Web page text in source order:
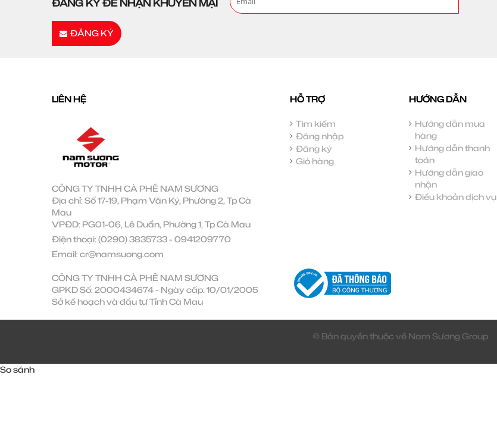
ĐĂNG KÝ ĐỂ NHẬN KHUYẾN MẠI
ĐĂNG KÝ
LIÊN HỆ
CÔNG TY TNHH CÀ PHÊ NAM SƯƠNG
Địa chỉ: Số 17-19, Phạm Văn Ký, Phường 2, Tp Cà
Mau
VPĐD: PG01-06, Lê Duẩn, Phường 1, Tp Cà Mau
Điện thoại: (0290) 3835733- 0941209770
Email: cr@namsuong.com
CÔNG TY TNHH CÀ PHÊ NAM SƯƠNG
GPKD Số: 2000434674 - Ngày cấp: 10/01/2005
Sở kế hoạch và đầu tư Tỉnh Cà Mau
HỖ TRỢ
Tìm kiếm
Đăng nhập
Đăng ký
Giỏ hàng
HƯỚNG DẪN
Hướng dẫn mua
hàng
Hướng dẫn thanh
toán
Hướng dẫn giao
nhận
Điều khoản dịch vụ
© Bản quyền thuộc về Nam Sương Group
So sánh